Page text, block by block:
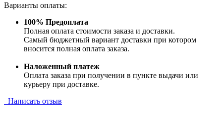
Варианты оплаты:
100% Предоплата
Полная оплата стоимости заказа и доставки.
Самый бюджетный вариант доставки при котором
вносится полная оплата заказа.
Наложенный платеж
Оплата заказа при получении в пункте выдачи или
курьеру при доставке.
Написать отзыв